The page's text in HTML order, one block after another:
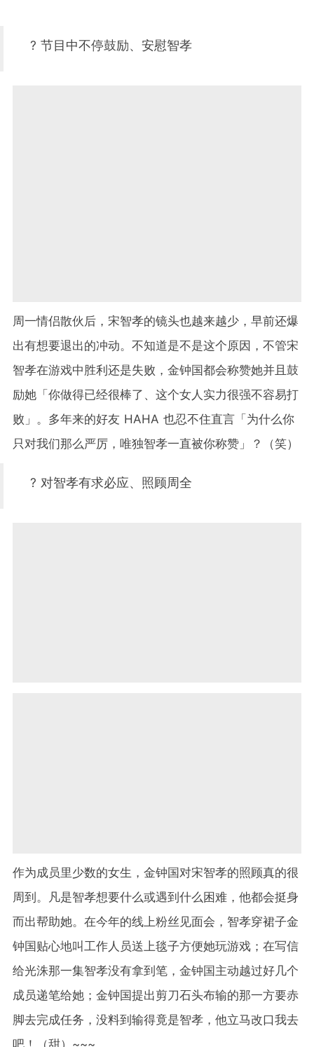
? 节目中不停鼓励、安慰智孝
周一情侣散伙后，宋智孝的镜头也越来越少，早前还爆
出有想要退出的冲动。不知道是不是这个原因，不管宋
智孝在游戏中胜利还是失败，金钟国都会称赞她并且鼓
励她「你做得已经很棒了、这个女人实力很强不容易打
败」。多年来的好友 HAHA 也忍不住直言「为什么你
只对我们那么严厉，唯独智孝一直被你称赞」？（笑）
? 对智孝有求必应、照顾周全
作为成员里少数的女生，金钟国对宋智孝的照顾真的很
周到。凡是智孝想要什么或遇到什么困难，他都会挺身
而出帮助她。在今年的线上粉丝见面会，智孝穿裙子金
钟国贴心地叫工作人员送上毯子方便她玩游戏；在写信
给光洙那一集智孝没有拿到笔，金钟国主动越过好几个
成员递笔给她；金钟国提出剪刀石头布输的那一方要赤
脚去完成任务，没料到输得竟是智孝，他立马改口我去